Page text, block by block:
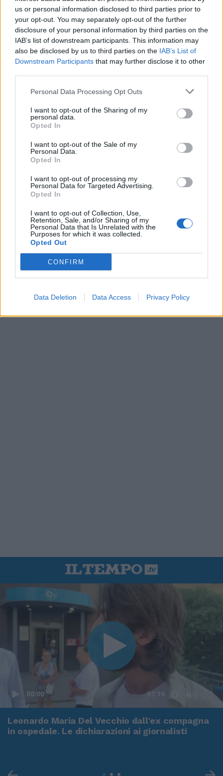
us or personal information disclosed to third parties prior to
your opt-out. You may separately opt-out of the further
disclosure of your personal information by third parties on the
IAB’s list of downstream participants. This information may
also be disclosed by us to third parties on the IAB’s List of
Downstream Participants that may further disclose it to other
Personal Data Processing Opt Outs
I want to opt-out of the Sharing of my
personal data.
Opted In
I want to opt-out of the Sale of my
Personal Data.
Opted In
I want to opt-out of processing my
Personal Data for Targeted Advertising.
Opted In
I want to opt-out of Collection, Use,
Retention, Sale, and/or Sharing of my
Personal Data that Is Unrelated with the
Purposes for which it was collected.
Opted Out
CONFIRM
Data Deletion Data Access Privacy Policy
In evidenza
00:00 01:16
Leonardo Maria Del Vecchio dall'ex compagna
in ospedale. Le dichiarazioni ai giornalisti